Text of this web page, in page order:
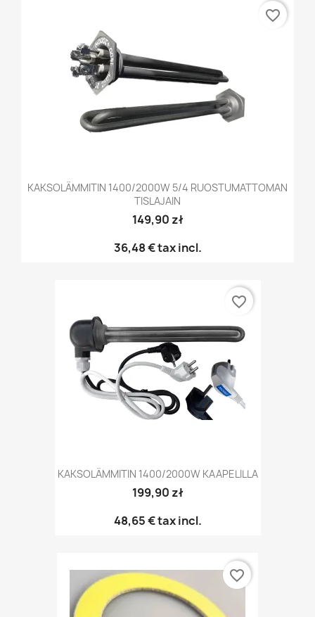
KAKSOLÄMMITIN 1400/2000W 5/4 RUOSTUMATTOMAN
TISLAJAIN
149,90 zł
36,48 €tax incl.
favorite_border
KAKSOLÄMMITIN 1400/2000W KAAPELILLA
199,90 zł
48,65 €tax incl.
favorite_border
favorite_border